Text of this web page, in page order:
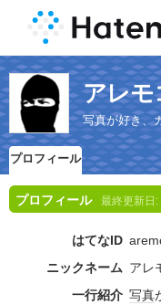
アレモ
写真が好き、
プロフィール
プロフィール 最終更新日:
はてなID
ニックネーム アレ
一行紹介 写真